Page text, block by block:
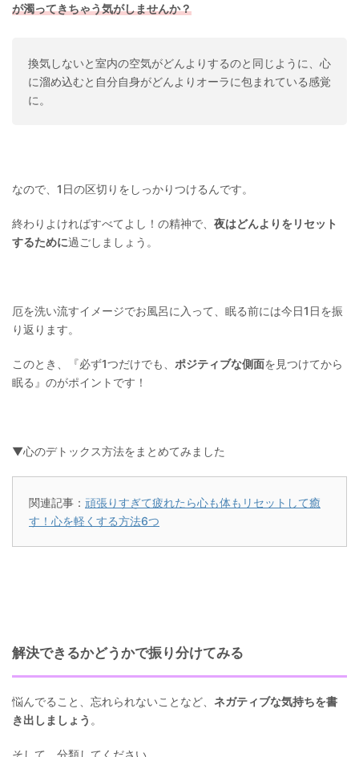
が濁ってきちゃう気がしませんか？
換気しないと室内の空気がどんよりするのと同じように、心
に溜め込むと自分自身がどんよりオーラに包まれている感覚
に。
なので、1日の区切りをしっかりつけるんです。
終わりよければすべてよし！の精神で、 夜はどんよりをリセット
するために過ごしましょう。
厄を洗い流すイメージでお風呂に入って、眠る前には今日1日を振
り返ります。
このとき、『必ず1つだけでも、 ポジティブな側面を見つけてから
眠る』のがポイントです！
▼心のデトックス方法をまとめてみました
関連記事： 頑張りすぎて疲れたら心も体もリセットして癒
す！心を軽くする方法6つ
解決できるかどうかで振り分けてみる
悩んでること、忘れられないことなど、 ネガティブな気持ちを書
き出しましょう 。
そして、分類してください。